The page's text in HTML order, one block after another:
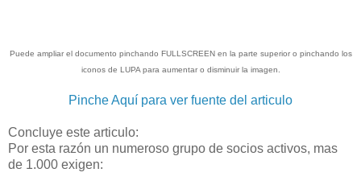
Puede ampliar el documento pinchando FULLSCREEN en la parte superior o pinchando los
iconos de LUPA para aumentar o disminuir la imagen.
Pinche Aquí para ver fuente del articulo
Concluye este articulo:
Por esta razón un numeroso grupo de socios activos, mas
de 1.000 exigen: